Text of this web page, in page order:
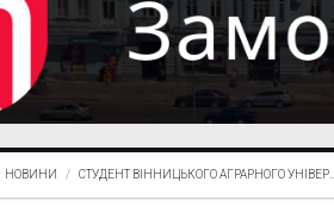
НОВИНИ СТУДЕНТ ВІННИЦЬКОГО АГРАРНОГО УНІВЕР...